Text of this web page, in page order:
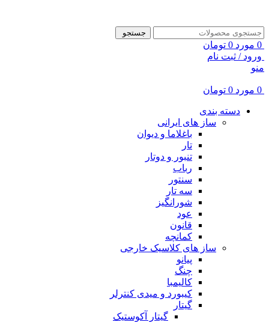
جستجو
0 مورد 0 تومان
ورود / ثبت نام
منو
0 مورد 0 تومان
دسته بندی
ساز های ایرانی
باغلاما و دیوان
تار
تنبور و دوتار
رباب
سنتور
سه تار
شورانگیز
عود
قانون
کمانچه
ساز های کلاسیک خارجی
پیانو
چنگ
کالیمبا
کیبورد و میدی کنترلر
گیتار
گیتار آکوستیک